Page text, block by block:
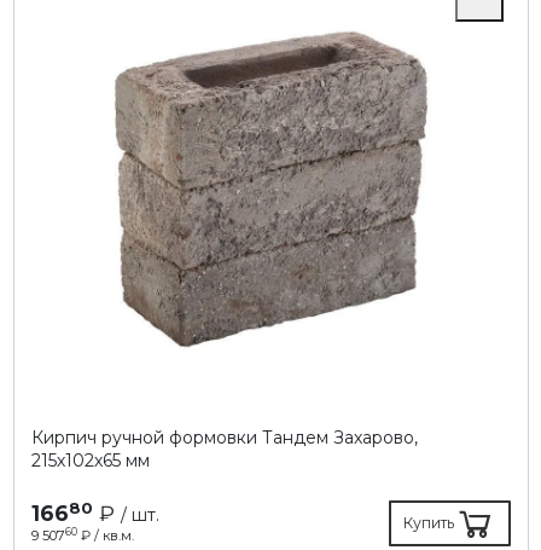
Кирпич ручной формовки Тандем Захарово,
215х102х65 мм
16680 ₽ / шт.
9 50760₽ / кв.м.
Купить